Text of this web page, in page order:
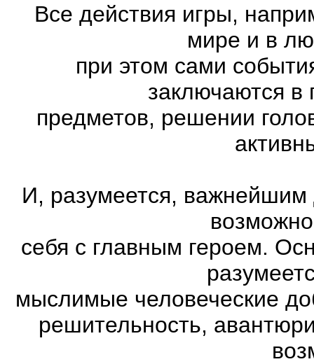
Все действия игры,
мире и в
при этом сами
заключаются в
предметов, решении
И, разумеется, важнейшим
себя с главным героем.
мыслимые человеческие
решительность,